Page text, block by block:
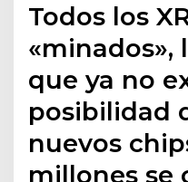
Todos los
«minados»,
que ya no
posibilidad
nuevos
millones se